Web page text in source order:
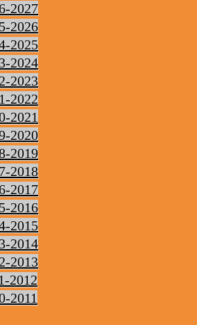
2027
2026
2025
2024
2023
2022
2021
2020
2019
2018
2017
2016
2015
2014
2013
2012
2011